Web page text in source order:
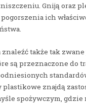
Gniją oraz
ich
także tak
są przeznaczone do
plastikowe znajdą
spożywczym, gdzie